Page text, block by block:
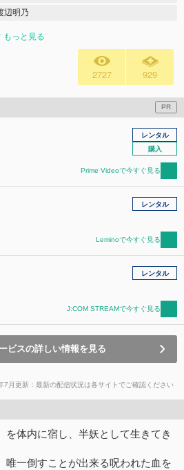
辺明乃
もっと見る
2727 929
PR
レンタル
購入
Prime Videoで今すぐ見る
レンタル
Leminoで今すぐ見る
レンタル
J:COM STREAMで今すぐ見る
ビスの詳しい情報を見る
7月更新：最新の配信状況は各サイトでご確認ください
を体内に宿し、半妖として生きてき
唯一倒すことが出来る呪われた血を